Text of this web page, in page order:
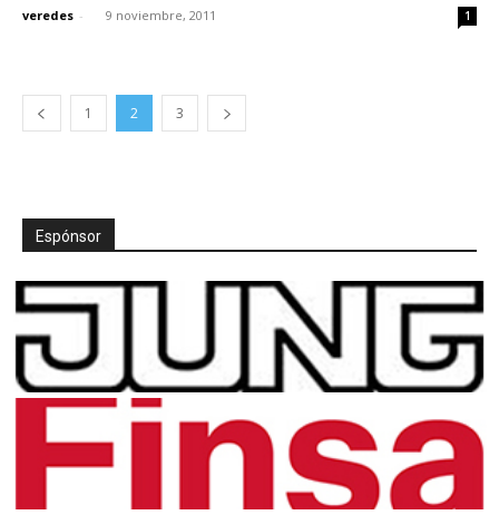
veredes - 9 noviembre, 2011 1
1 2 3
Espónsor